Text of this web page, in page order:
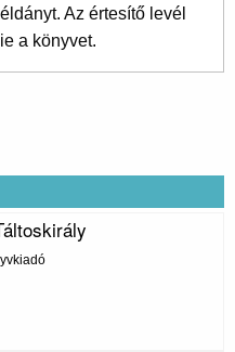
Az értesítő levél
a könyvet.